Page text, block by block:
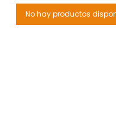
No hay productos